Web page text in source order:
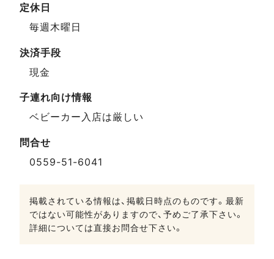
定休日
毎週木曜日
決済手段
現金
子連れ向け情報
ベビーカー入店は厳しい
問合せ
0559-51-6041
掲載されている情報は、掲載日時点のものです。最新
ではない可能性がありますので、予めご了承下さい。
詳細については直接お問合せ下さい。